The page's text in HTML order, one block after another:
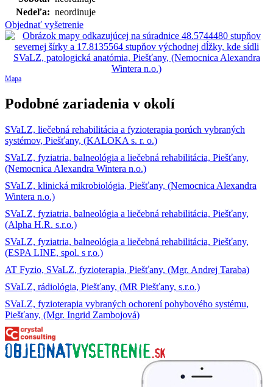
Nedeľa: neordinuje
Objednať vyšetrenie
Mapa
Podobné zariadenia v okolí
SVaLZ, liečebná rehabilitácia a fyzioterapia porúch vybraných
systémov, Piešťany, (KALOKA s. r. o.)
SVaLZ, fyziatria, balneológia a liečebná rehabilitácia, Piešťany,
(Nemocnica Alexandra Wintera n.o.)
SVaLZ, klinická mikrobiológia, Piešťany, (Nemocnica Alexandra
Wintera n.o.)
SVaLZ, fyziatria, balneológia a liečebná rehabilitácia, Piešťany,
(Alpha H.R. s.r.o.)
SVaLZ, fyziatria, balneológia a liečebná rehabilitácia, Piešťany,
(ESPA LINE, spol. s r.o.)
AT Fyzio, SVaLZ, fyzioterapia, Piešťany, (Mgr. Andrej Taraba)
SVaLZ, rádiológia, Piešťany, (MR Piešťany, s.r.o.)
SVaLZ, fyzioterapia vybraných ochorení pohybového systému,
Piešťany, (Mgr. Ingrid Zambojová)